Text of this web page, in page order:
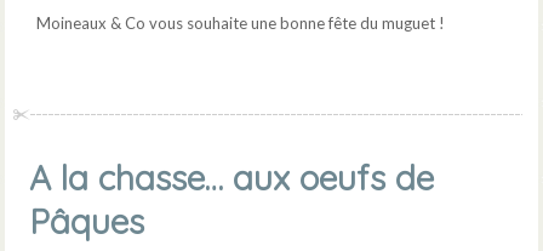
Moineaux & Co vous souhaite une bonne fête du muguet !
A la chasse… aux oeufs de
Pâques